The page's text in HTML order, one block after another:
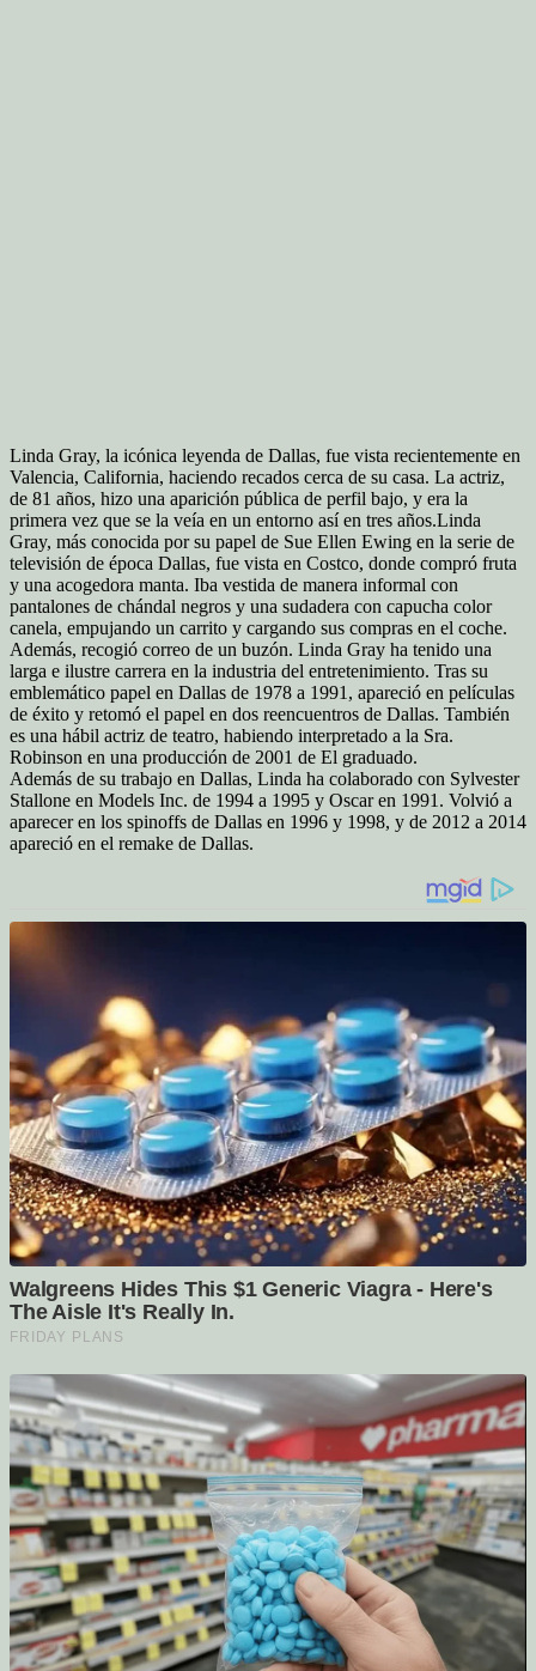
Linda Gray, la icónica leyenda de Dallas, fue vista recientemente en
Valencia, California, haciendo recados cerca de su casa. La actriz,
de 81 años, hizo una aparición pública de perfil bajo, y era la
primera vez que se la veía en un entorno así en tres años.Linda
Gray, más conocida por su papel de Sue Ellen Ewing en la serie de
televisión de época Dallas, fue vista en Costco, donde compró fruta
y una acogedora manta. Iba vestida de manera informal con
pantalones de chándal negros y una sudadera con capucha color
canela, empujando un carrito y cargando sus compras en el coche.
Además, recogió correo de un buzón. Linda Gray ha tenido una
larga e ilustre carrera en la industria del entretenimiento. Tras su
emblemático papel en Dallas de 1978 a 1991, apareció en películas
de éxito y retomó el papel en dos reencuentros de Dallas. También
es una hábil actriz de teatro, habiendo interpretado a la Sra.
Robinson en una producción de 2001 de El graduado.
Además de su trabajo en Dallas, Linda ha colaborado con Sylvester
Stallone en Models Inc. de 1994 a 1995 y Oscar en 1991. Volvió a
aparecer en los spinoffs de Dallas en 1996 y 1998, y de 2012 a 2014
apareció en el remake de Dallas.